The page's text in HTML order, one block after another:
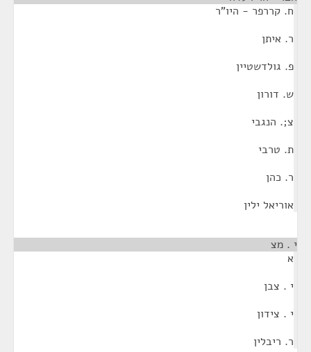
ח. קררפר - היו"ר
ר. איתן
פ. גולדשטיין
ש. דורון
צ;. הנגבי
ת. טרבי
ר. כהן
אוריאל ילין
י . מצ
א
י . צבן
י . צידון
ר. ריבלין